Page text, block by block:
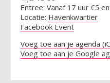
Entree: Vanaf 17 uur €5
Locatie: Havenkwartier
Facebook Event
Voeg toe aan je agenda
Voeg toe aan je Google